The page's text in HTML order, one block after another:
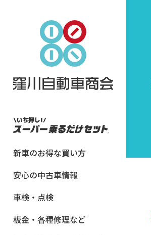
新車のお得な買い方
安心の中古車情報
車検・点検
板金・各種修理など